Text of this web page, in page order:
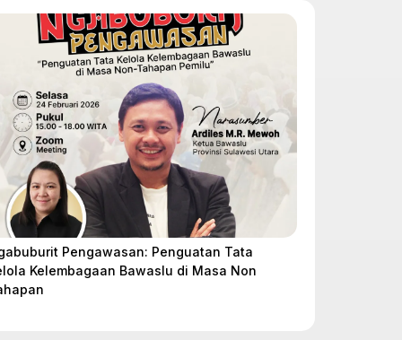
Pengawasan: Penguatan Tata
Kelembagaan Bawaslu di Masa Non